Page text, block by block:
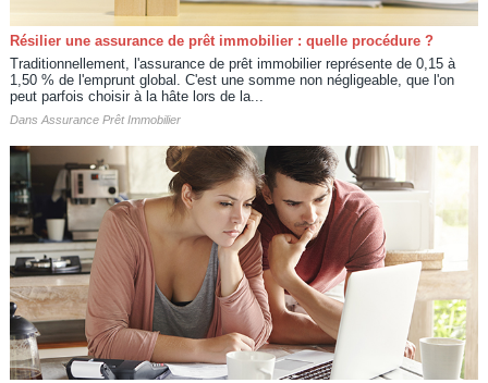
Résilier une assurance de prêt immobilier : quelle procédure ?
Traditionnellement, l'assurance de prêt immobilier représente de 0,15 à
1,50 % de l'emprunt global. C'est une somme non négligeable, que l'on
peut parfois choisir à la hâte lors de la...
Dans Assurance Prêt Immobilier